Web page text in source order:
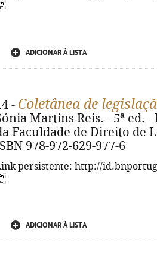
ADICIONAR À LISTA
- Coletânea de
Martins Reis. - 5ª ed.
Faculdade de Direito de
978-972-629-977-6
persistente: http://
ADICIONAR À LISTA